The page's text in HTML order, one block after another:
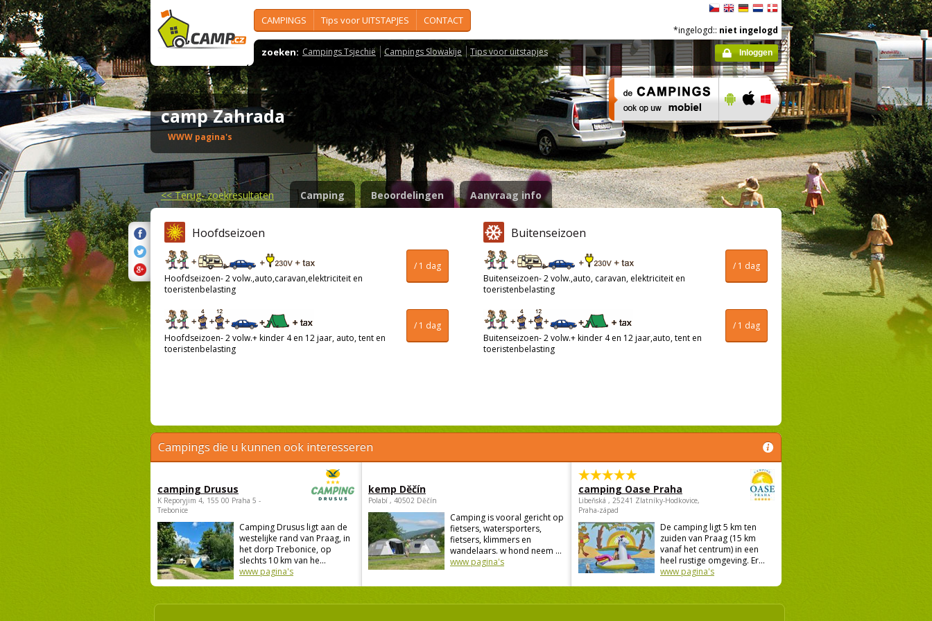
CAMPINGS Tips voor UITSTAPJES CONTACT
zoeken: Campings Tsjechië Campings Slowakije Tips voor uitstapjes
*ingelogd:: niet ingelogd
Inloggen
camp Zahrada
WWW pagina's
<<Terug- zoekresultaten Camping Beoordelingen Aanvraag info
Hoofdseizoen
/ 1 dag
Hoofdseizoen- 2 volw.,auto,caravan,elektriciteit en
toeristenbelasting
/ 1 dag
Hoofdseizoen- 2 volw.+ kinder 4 en 12 jaar, auto, tent en
toeristenbelasting
Buitenseizoen
/ 1 dag
Buitenseizoen- 2 volw.,auto, caravan, elektriciteit en
toeristenbelasting
/ 1 dag
Buitenseizoen- 2 volw.+ kinder 4 en 12 jaar,auto, tent en
toeristenbelasting
Campings die u kunnen ook interesseren
camping Drusus
K Reporyjim 4, 155 00 Praha 5 -
Trebonice
Camping Drusus ligt aan de
westelijke rand van Praag, in
het dorp Trebonice, op
slechts 10 km van he...
www pagina's
kemp Děčín
Polabí , 40502 Děčín
Camping is vooral gericht op
fietsers, watersporters,
fietsers, klimmers en
wandelaars. w hond neem ...
www pagina's
camping Oase Praha
Libeňská , 25241 Zlatníky-Hodkovice,
Praha-západ
De camping ligt 5 km ten
zuiden van Praag (15 km
vanaf het centrum) in een
heel rustige omgeving. Er...
www pagina's